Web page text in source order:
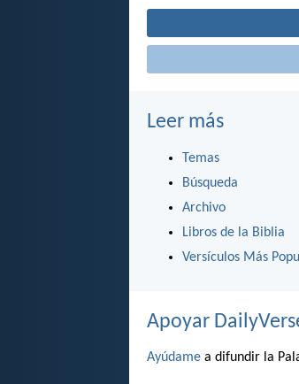
Leer más
Temas
Búsqueda
Archivo
Libros de la Biblia
Versículos Más
Apoyar
Ayúdame a difundir la